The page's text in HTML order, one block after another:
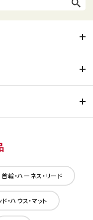
首輪・ハーネス・リード
・ハウス・マット